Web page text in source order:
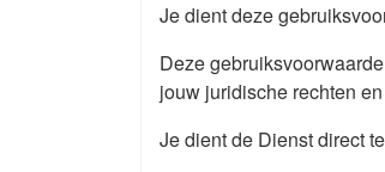
Je dient deze
Deze
jouw juridische rechten
Je dient de Dienst direct